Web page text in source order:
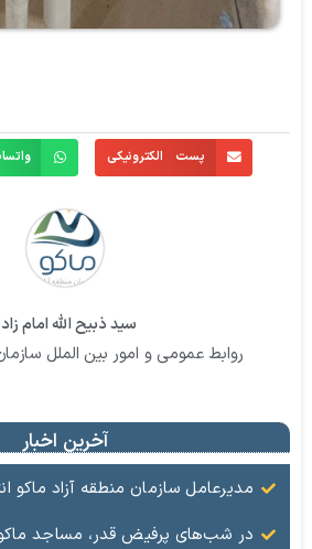
پست الکترونیکی
سید ذبیح الله امام
روابط عمومی و امور بین الملل
آخرین اخبار
مدیرعامل سازمان منطقه آزاد ماکو انتخاب رهبر
در شب‌های پرفیض قدر، مساجد ماکو میزبان عزاداران و